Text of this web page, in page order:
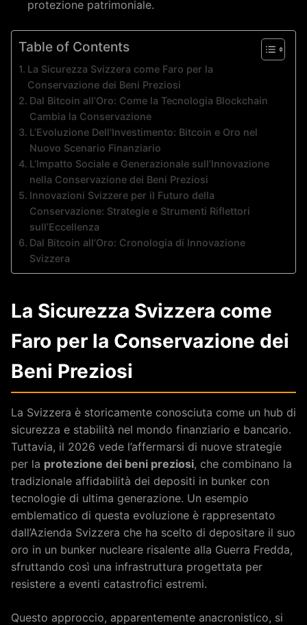
protezione patrimoniale.
Table of Contents
La Sicurezza Svizzera come Faro per la
Conservazione dei Beni Preziosi
Dal Bitcoin all’Oro: Come la Tecnologia Blockchain
Cambia la Conservazione
L’Evoluzione Dell’Investimento: Bitcoin e Oro nel
Nuovo Scenario Finanziario
L’Impatto Sociale e Generazionale sull’Innovazione
nella Conservazione dei Beni Preziosi
Innovazioni Svizzere per il Futuro della
Conservazione: Strategie e Strumenti Riflettori
sull’Eccellenza
Dal Bitcoin all’Oro: Cronologia di Innovazione
Svizzera
La Sicurezza Svizzera come
Faro per la Conservazione dei
Beni Preziosi
La Svizzera è storicamente conosciuta come un hub di
sicurezza e stabilità nel mondo finanziario e bancario.
Tuttavia, il 2026 vede l’affermarsi di nuove strategie
per la protezione dei beni preziosi, che combinano la
tradizionale affidabilità dei depositi in bunker con
tecnologie di ultima generazione. Un esempio
emblematico di questa evoluzione è rappresentato
dall’Azienda Svizzera che ha scelto di depositare il suo
oro in un bunker nucleare risalente alla Guerra Fredda,
sfruttando così una infrastruttura progettata per
resistere a eventi catastrofici estremi.
Questo approccio, apparentemente anacronistico, si